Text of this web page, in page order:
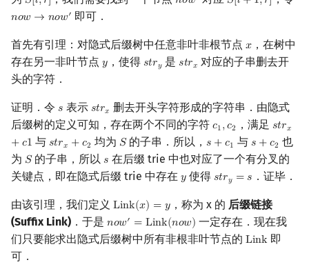
𝑛𝑜𝑤 → 𝑛𝑜𝑤′
now →n ow′ 即可．
首先有引理：对隐式后缀树中任意非叶非根节点 𝑥
x ，在树中
存在另一非叶节点 𝑦
y，使得 𝑠𝑡𝑟𝑦
stry 是 𝑠𝑡𝑟𝑥
strx 对应的子串删去开
头的字符．
证明．令 𝑠
s 表示 𝑠𝑡𝑟𝑥
strx 删去开头字符形成的字符串．由隐式
后缀树的定义可知，存在两个不同的字符 𝑐1,𝑐2
c1,c2 ，满足 𝑠𝑡𝑟𝑥
+𝑐1
strx+
与 𝑠𝑡𝑟𝑥 +𝑐2
strx+c2 均为 𝑆
S的子串．所以， 𝑠 +𝑐1
s+c1 与 𝑠 +𝑐2
s+c2
也
为 𝑆
S的子串，所以 𝑠
s 在后缀 trie 中也对应了一个有分叉的
关键点，即在隐式后缀 trie 中存在 𝑦
y使得 𝑠𝑡𝑟𝑦 = 𝑠
stry=s ．证毕．
由该引理，我们定义 Link(𝑥) = 𝑦
Link(x)= y ，称为 x 的 后缀链接
(Suffix Link) ．于是 𝑛𝑜𝑤′ = Link(𝑛𝑜𝑤)
now′ =Link(now)
一定存在．现在我
们只要能求出隐式后缀树中所有非根非叶节点的 Link
Link即
可．